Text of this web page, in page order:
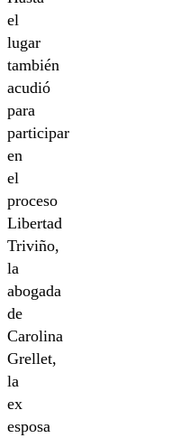
el
lugar
también
acudió
para
participar
en
el
proceso
Libertad
Triviño,
la
abogada
de
Carolina
Grellet,
la
ex
esposa